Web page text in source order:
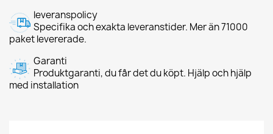
leveranspolicy
Specifika och exakta leveranstider. Mer än 71000
paket levererade.
Garanti
Produktgaranti, du får det du köpt. Hjälp och hjälp
med installation